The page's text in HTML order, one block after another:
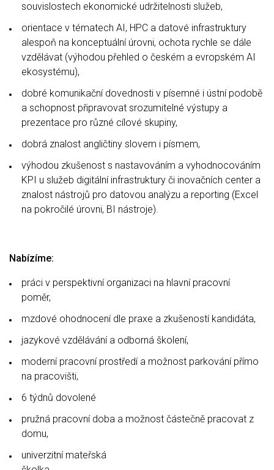
souvislostech ekonomické udržitelnosti služeb,
orientace v tématech AI, HPC a datové infrastruktury
alespoň na konceptuální úrovni, ochota rychle se dále
vzdělávat (výhodou přehled o českém a evropském AI
ekosystému),
dobré komunikační dovednosti v písemné i ústní podobě
a schopnost připravovat srozumitelné výstupy a
prezentace pro různé cílové skupiny,
dobrá znalost angličtiny slovem i písmem,
výhodou zkušenost s nastavováním a vyhodnocováním
KPI u služeb digitální infrastruktury či inovačních center a
znalost nástrojů pro datovou analýzu a reporting (Excel
na pokročilé úrovni, BI nástroje).
Nabízíme:
práci v perspektivní organizaci na hlavní pracovní
poměr,
mzdové ohodnocení dle praxe a zkušeností kandidáta,
jazykové vzdělávání a odborná školení,
moderní pracovní prostředí a možnost parkování přímo
na pracovišti,
6 týdnů dovolené
pružná pracovní doba a možnost částečně pracovat z
domu,
univerzitní mateřská